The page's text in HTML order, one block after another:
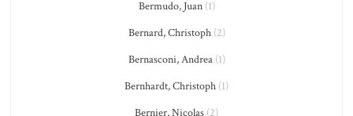
Bermudo, Juan(1)
Bernard, Christoph(2)
Bernasconi, Andrea(1)
Bernhardt, Christoph (1)
Bernier, Nicolas (2)